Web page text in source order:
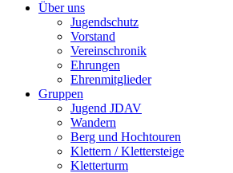
Über uns
Jugendschutz
Vorstand
Vereinschronik
Ehrungen
Ehrenmitglieder
Gruppen
Jugend JDAV
Wandern
Berg und Hochtouren
Klettern / Klettersteige
Kletterturm